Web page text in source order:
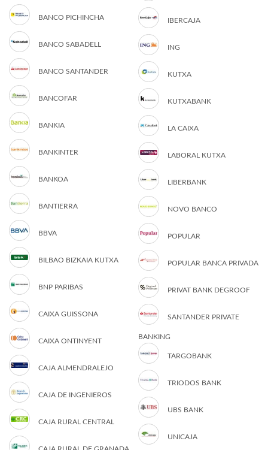
BANCO PICHINCHA
BANCO SABADELL
BANCO SANTANDER
BANCOFAR
BANKIA
BANKINTER
BANKOA
BANTIERRA
BBVA
BILBAO BIZKAIA KUTXA
BNP PARIBAS
CAIXA GUISSONA
CAIXA ONTINYENT
CAJA ALMENDRALEJO
CAJA DE INGENIEROS
CAJA RURAL CENTRAL
IBERCAJA
ING
KUTXA
KUTXABANK
LA CAIXA
LABORAL KUTXA
LIBERBANK
NOVO BANCO
POPULAR
POPULAR BANCA PRIVADA
PRIVAT BANK DEGROOF
SANTANDER PRIVATE
BANKING
TARGOBANK
TRIODOS BANK
UBS BANK
UNICAJA